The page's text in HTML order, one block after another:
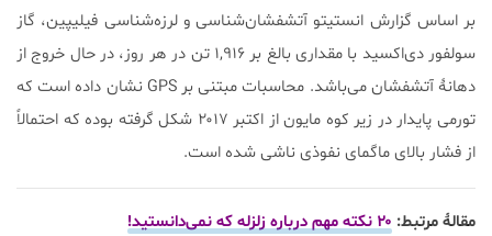
بر اساس گزارش انستیتو آتشفشان‌شناسی و لرزه‌شناسی فیلیپین، گاز
سولفور دی‌اکسید با مقداری بالغ بر ۱,۹۱۶ تن در هر روز، در حال خروج از
دهانۀ آتشفشان می‌باشد. محاسبات مبتنی بر GPS نشان داده است که
تورمی پایدار در زیر کوه مایون از اکتبر ۲۰۱۷ شکل گرفته بوده که احتمالاً
از فشار بالای ماگمای نفوذی ناشی شده است.
مقالۀ مرتبط: ۲۰ نکته مهم درباره زلزله که نمی‌دانستید!